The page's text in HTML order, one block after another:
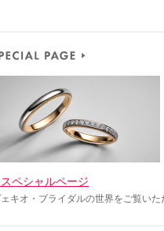
ペシャルページ
キオ・ブライダルの世界をご覧いた